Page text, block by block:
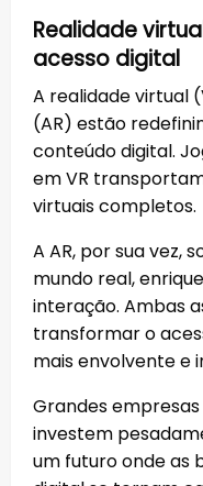
Realidade
acesso digital
A realidade virtual
(AR) estão
conteúdo digital.
em VR
virtuais completos.
A AR, por sua vez,
mundo real,
interação. Ambas
transformar o
mais envolvente e
Grandes
investem
um futuro onde as